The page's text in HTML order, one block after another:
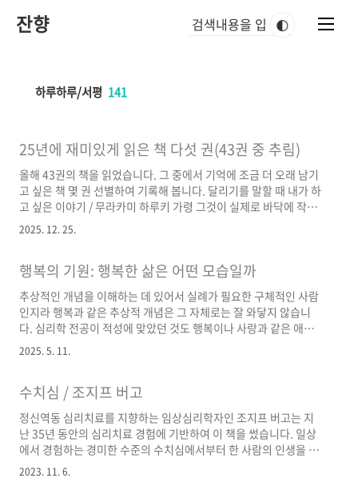
잔향 🌓
하루하루/서평 141
25년에 재미있게 읽은 책 다섯 권(43권 중 추림)
올해 43권의 책을 읽었습니다. 그 중에서 기억에 조금 더 오래 남기
고 싶은 책 몇 권 선별하여 기록해 봅니다. 달리기를 말할 때 내가 하
고 싶은 이야기 / 무라카미 하루키 가령 그것이 실제로 바닥에 작은
구멍이 뚫린 낡은 냄비에 물을 붓는 것과 같은 허망한 일에 지나지
않는다고 해도, 적어도 노력을 했다는 사실은 남는다. 효능이 있든
분의 경우, 눈에는 보이지 않는(그러나 마음으로는 느낄 수 있는) 어
율이 나쁜 행위를 통해서만이 획득할 수 있는 것이다. 비록 공허한
행위가 있었다고 해도, 그것은 결코 어리석은 행위는 아닐 것이다.
나는 그렇게 생각한다. 실감으로써, 그리고..
2025. 12. 25.
행복의 기원: 행복한 삶은 어떤 모습일까
추상적인 개념을 이해하는 데 있어서 실례가 필요한 구체적인 사람
인지라 행복과 같은 추상적 개념은 그 자체로는 잘 와닿지 않습니
다. 심리학 전공이 적성에 맞았던 것도 행복이나 사랑과 같은 애매
모호한 추상적 개념을 조작적 정의를 통해 구체화하는 것이 필수였
기 때문입니다. 이 책은 행복을 추상적 개념이 아니라 진화적 관점
작품을 만드는 행위 모두 생존과 짝짓기라는 동기에 의해 추동된다
목적이 아니라 사회 안에서 생존과 짝짓기에 도움이 되기 때문에 채
택된 일종의 도구라고 봅니다. 금강산 구경을 하기 위해 밥을 먹는
것이 아니라, 인간의 본질적 욕구(식욕, 성욕)을 채우는 데 도움이 ..
2025. 5. 11.
수치심 / 조지프 버고
정신역동 심리치료를 지향하는 임상심리학자인 조지프 버고는 지
난 35년 동안의 심리치료 경험에 기반하여 이 책을 썼습니다. 일상
에서 경험하는 경미한 수준의 수치심에서부터 한 사람의 인생을 꽉
움켜쥐는 힘으로서의 강렬한 수치심에 이르기까지 수치심의 스펙
트럼이라 할 만한 것을 보여주는 책입니다. 저자에 따르면 수치심을
2023. 11. 6.